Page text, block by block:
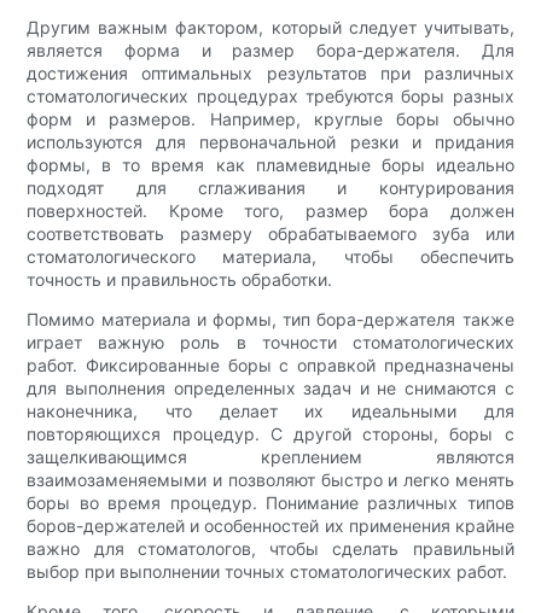
Другим важным фактором, который следует учитывать,
является форма и размер бора-держателя. Для
достижения оптимальных результатов при различных
стоматологических процедурах требуются боры разных
форм и размеров. Например, круглые боры обычно
используются для первоначальной резки и придания
формы, в то время как пламевидные боры идеально
подходят для сглаживания и контурирования
поверхностей. Кроме того, размер бора должен
соответствовать размеру обрабатываемого зуба или
стоматологического материала, чтобы обеспечить
точность и правильность обработки.
Помимо материала и формы, тип бора-держателя также
играет важную роль в точности стоматологических
работ. Фиксированные боры с оправкой предназначены
для выполнения определенных задач и не снимаются с
наконечника, что делает их идеальными для
повторяющихся процедур. С другой стороны, боры с
защелкивающимся креплением являются
взаимозаменяемыми и позволяют быстро и легко менять
боры во время процедур. Понимание различных типов
боров-держателей и особенностей их применения крайне
важно для стоматологов, чтобы сделать правильный
выбор при выполнении точных стоматологических работ.